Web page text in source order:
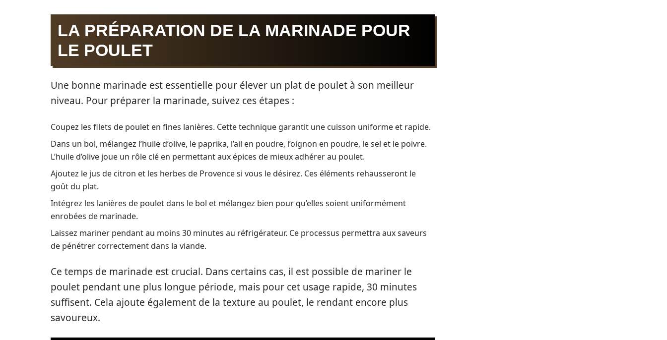
LA PRÉPARATION DE LA MARINADE POUR
LE POULET
Une bonne marinade est essentielle pour élever un plat de poulet à son meilleur
niveau. Pour préparer la marinade, suivez ces étapes :
Coupez les filets de poulet en fines lanières. Cette technique garantit une cuisson uniforme et rapide.
Dans un bol, mélangez l’huile d’olive, le paprika, l’ail en poudre, l’oignon en poudre, le sel et le poivre.
L’huile d’olive joue un rôle clé en permettant aux épices de mieux adhérer au poulet.
Ajoutez le jus de citron et les herbes de Provence si vous le désirez. Ces éléments rehausseront le
goût du plat.
Intégrez les lanières de poulet dans le bol et mélangez bien pour qu’elles soient uniformément
enrobées de marinade.
Laissez mariner pendant au moins 30 minutes au réfrigérateur. Ce processus permettra aux saveurs
de pénétrer correctement dans la viande.
Ce temps de marinade est crucial. Dans certains cas, il est possible de mariner le
poulet pendant une plus longue période, mais pour cet usage rapide, 30 minutes
suffisent. Cela ajoute également de la texture au poulet, le rendant encore plus
savoureux.